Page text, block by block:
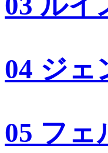
04 ジェ
05 フェ